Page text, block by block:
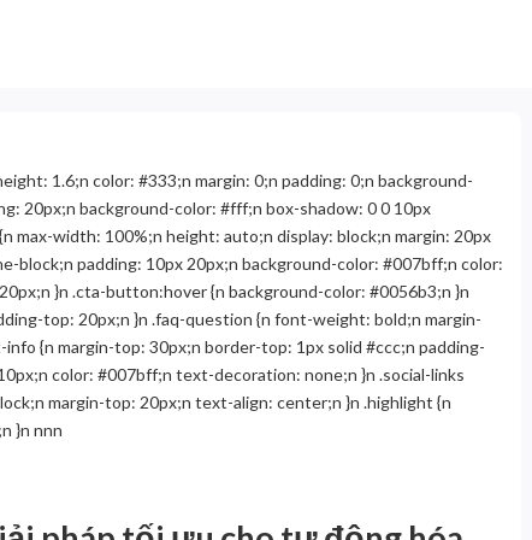
1.6;n color: #333;n margin: 0;n padding: 0;n background-
20px;n background-color: #fff;n box-shadow: 0 0 10px
max-width: 100%;n height: auto;n display: block;n margin: 20px
block;n padding: 10px 20px;n background-color: #007bff;n color:
}n .cta-button:hover {n background-color: #0056b3;n }n
top: 20px;n }n .faq-question {n font-weight: bold;n margin-
{n margin-top: 30px;n border-top: 1px solid #ccc;n padding-
color: #007bff;n text-decoration: none;n }n .social-links
margin-top: 20px;n text-align: center;n }n .highlight {n
}n nnn